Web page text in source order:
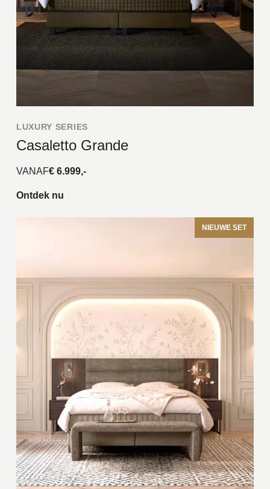
LUXURY SERIES
Casaletto Grande
VANAF€ 6.999,-
Ontdek nu
NIEUWE SET